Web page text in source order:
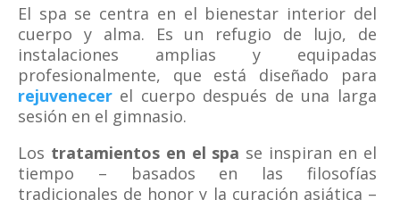
El spa se centra en el bienestar interior del
cuerpo y alma. Es un refugio de lujo, de
instalaciones amplias y equipadas
profesionalmente, que está diseñado para
rejuvenecer el cuerpo después de una larga
sesión en el gimnasio.
Los tratamientos en el spa se inspiran en el
tiempo – basados en las filosofías
tradicionales de honor y la curación asiática –